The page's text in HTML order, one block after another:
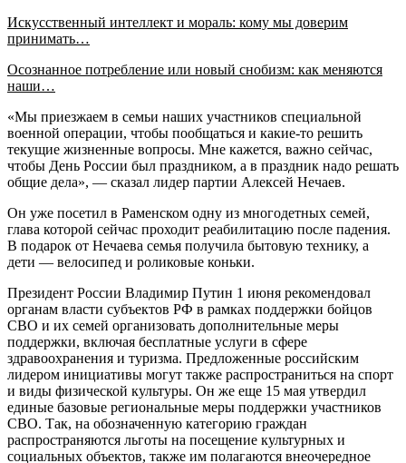
Искусственный интеллект и мораль: кому мы доверим
принимать…
Осознанное потребление или новый снобизм: как меняются
наши…
«Мы приезжаем в семьи наших участников специальной
военной операции, чтобы пообщаться и какие-то решить
текущие жизненные вопросы. Мне кажется, важно сейчас,
чтобы День России был праздником, а в праздник надо решать
общие дела», — сказал лидер партии Алексей Нечаев.
Он уже посетил в Раменском одну из многодетных семей,
глава которой сейчас проходит реабилитацию после падения.
В подарок от Нечаева семья получила бытовую технику, а
дети — велосипед и роликовые коньки.
Президент России Владимир Путин 1 июня рекомендовал
органам власти субъектов РФ в рамках поддержки бойцов
СВО и их семей организовать дополнительные меры
поддержки, включая бесплатные услуги в сфере
здравоохранения и туризма. Предложенные российским
лидером инициативы могут также распространиться на спорт
и виды физической культуры. Он же еще 15 мая утвердил
единые базовые региональные меры поддержки участников
СВО. Так, на обозначенную категорию граждан
распространяются льготы на посещение культурных и
социальных объектов, также им полагаются внеочередное